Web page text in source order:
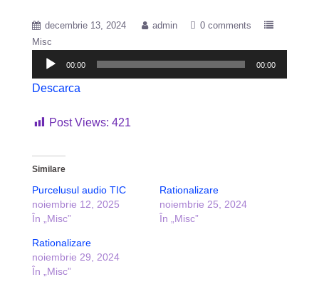
decembrie 13, 2024 admin
0 comments
Misc
Player
audio
00:00 00:00
Descarca
Post Views: 421
Similare
Purcelusul audio TIC
noiembrie 12, 2025
În „Misc”
Rationalizare
noiembrie 25, 2024
În „Misc”
Rationalizare
noiembrie 29, 2024
În „Misc”